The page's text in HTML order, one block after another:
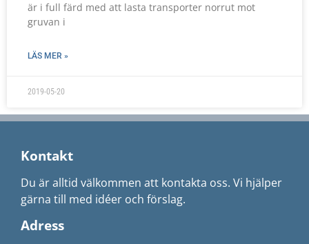
är i full färd med att lasta transporter norrut mot
gruvan i
LÄS MER »
2019-05-20
Kontakt
Du är alltid välkommen att kontakta oss. Vi hjälper
gärna till med idéer och förslag.
Adress